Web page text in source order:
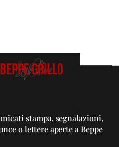
stampa, segnalazioni,
o lettere aperte a Beppe